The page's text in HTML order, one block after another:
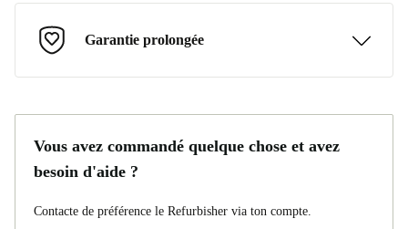
Garantie prolongée
Vous avez commandé quelque chose et avez
besoin d'aide ?
Contacte de préférence le Refurbisher via ton compte.